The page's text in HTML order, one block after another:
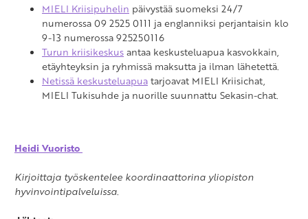
MIELI Kriisipuhelin päivystää suomeksi 24/7
numerossa 09 2525 0111 ja englanniksi perjantaisin klo
9-13 numerossa 925250116
Turun kriisikeskusantaa keskusteluapua kasvokkain,
etäyhteyksin ja ryhmissä maksutta ja ilman lähetettä.
Netissä keskusteluapuatarjoavat MIELI Kriisichat,
MIELI Tukisuhde ja nuorille suunnattu Sekasin-chat.
Heidi Vuoristo
Kirjoittaja työskentelee koordinaattorina yliopiston
hyvinvointipalveluissa.